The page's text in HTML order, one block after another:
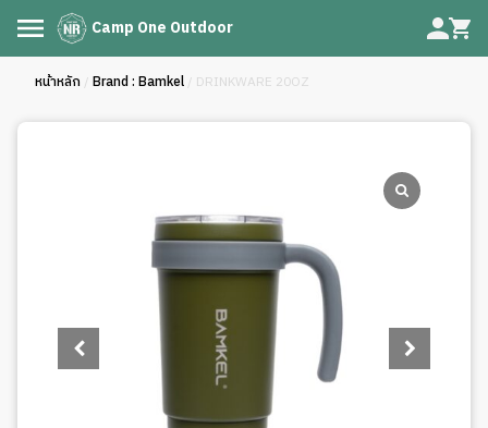
Camp One Outdoor
หน้าหลัก / Brand : Bamkel / DRINKWARE 20OZ